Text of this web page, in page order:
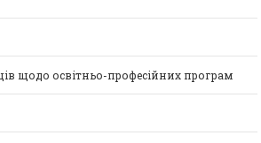
щодо освітньо-професійних програм